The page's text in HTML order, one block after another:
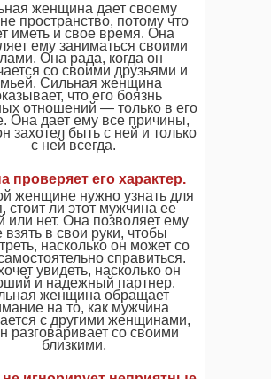
женщина дает своему
пространство, потому что
иметь и свое время. Она
ему заниматься своими
Она рада, когда он
со своими друзьями и
Сильная женщина
что его боязнь
отношений — только в его
Она дает ему все причины,
захотел быть с ней и только
с ней всегда.
проверяет его характер.
женщине нужно узнать для
стоит ли этот мужчина ее
или нет. Она позволяет ему
взять в свои руки, чтобы
насколько он может со
справиться.
увидеть, насколько он
и надежный партнер.
женщина обращает
на то, как мужчина
с другими женщинами,
разговаривает со своими
близкими.